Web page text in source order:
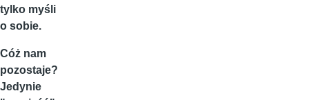
tylko myśli
o sobie.
Cóż nam
pozostaje?
Jedynie